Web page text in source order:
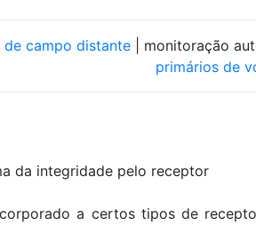
campo distante| monitoração
primários de
da integridade pelo receptor
a certos tipos de